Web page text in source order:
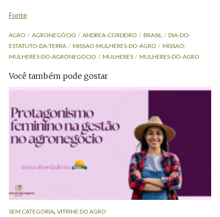
Fonte
AGRO AGRONEGÓCIO ANDREA-CORDEIRO BRASIL
DIA-DO-
ESTATUTO-DA-TERRA
MISSAO-MULHERES-DO-AGRO
MISSAO-
MULHERES-DO-AGRONEGOCIO
MULHERES MULHERES-DO-AGRO
Você também pode gostar
SEM CATEGORIA, VITRINE DO AGRO